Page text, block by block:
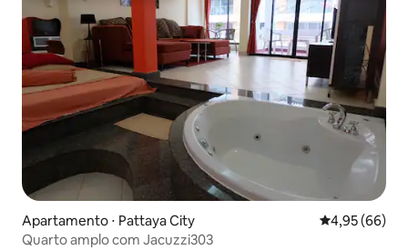
Apartamento ⋅ Pattaya City 4,95 de uma
4,95 (66)
Quarto amplo com Jacuzzi303